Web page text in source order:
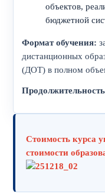
объектов,
бюджетной
Формат обучения:
дистанционных
(ДОТ) в полном
Стоимость курса
стоимости